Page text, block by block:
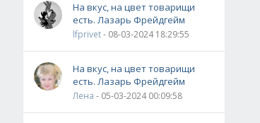
На вкус, на цвет товарищи
есть. Лазарь Фрейдгейм
lfprivet- 08-03-2024 18:29:55
На вкус, на цвет товарищи
есть. Лазарь Фрейдгейм
Лена - 05-03-2024 00:09:58